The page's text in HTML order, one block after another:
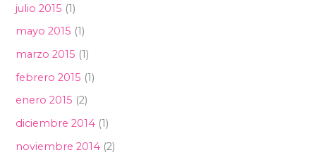
julio 2015 (1)
mayo 2015 (1)
marzo 2015 (1)
febrero 2015 (1)
enero 2015 (2)
diciembre 2014 (1)
noviembre 2014 (2)